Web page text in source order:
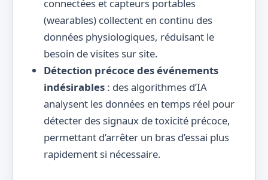
connectées et capteurs portables
(wearables) collectent en continu des
données physiologiques, réduisant le
besoin de visites sur site.
Détection précoce des événements
indésirables : des algorithmes d’IA
analysent les données en temps réel pour
détecter des signaux de toxicité précoce,
permettant d’arrêter un bras d’essai plus
rapidement si nécessaire.